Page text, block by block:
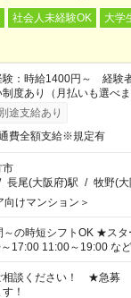
社会人未経験OK 大学
験：時給1400円～ 経
制度あり（月払いも選べ
お支払いとなります。
途支給あり
費全額支給※規定有
市
長尾(大阪府)駅 / 牧野(
向けマンション＞
トOK ★スタート時間選べます！ 7:00～
11:00～19:00 など 残業なし
仕事と合わせ週40時間
づき、週20時間以上勤
※労働者派遣法（日雇い
相談ください！ ★急募
！